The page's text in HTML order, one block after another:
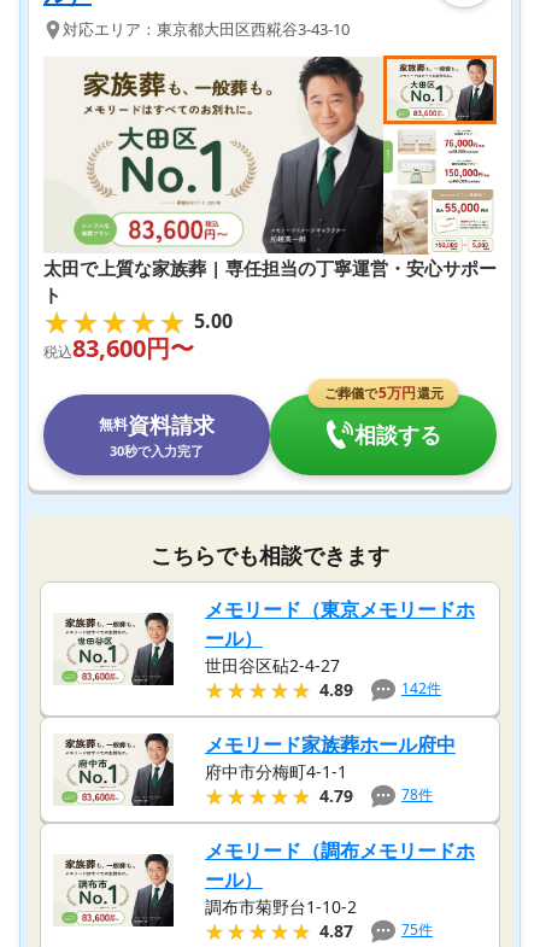
対応エリア： 東京都大田区西糀谷3-43-10
太田で上質な家族葬 | 専任担当の丁寧運営・安心サポー
ト
★★★★★
★★★★★ 5.00
税込83,600円〜
無料資料請求
30秒で入力完了
ご葬儀で5万円還元
相談する
こちらでも相談できます
メモリード（東京メモリードホ
ール）
世田谷区砧2-4-27
★★★★★
★★★★★ 4.89 142件
メモリード家族葬ホール府中
府中市分梅町4-1-1
★★★★★
★★★★★ 4.79 78件
メモリード（調布メモリードホ
ール）
調布市菊野台1-10-2
★★★★★
★★★★★ 4.87 75件